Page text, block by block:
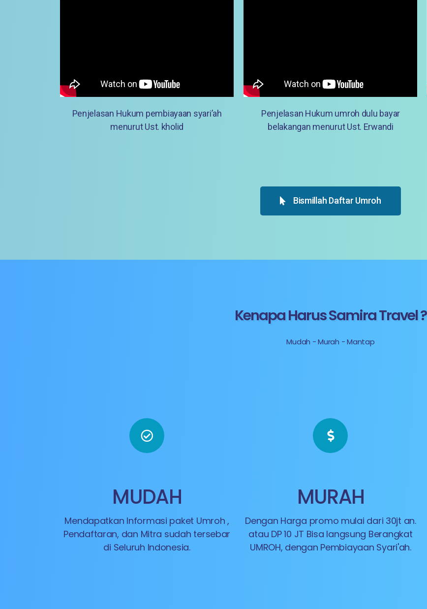
Penjelasan Hukum pembiayaan syari’ah
menurut Ust. kholid
Penjelasan Hukum umroh dulu bayar
belakangan menurut Ust. Erwandi
Bismillah Daftar Umroh
Kenapa Harus Samira Travel ?
Mudah - Murah - Mantap
MUDAH
Mendapatkan Informasi paket Umroh ,
Pendaftaran, dan Mitra sudah tersebar
di Seluruh Indonesia.​
MURAH
Dengan Harga promo mulai dari 30jt an.
atau DP 10 JT Bisa langsung Berangkat
UMROH, dengan Pembiayaan Syari'ah.